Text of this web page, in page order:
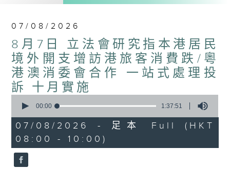
監製：林嘉瑜
07/08/2026
8月7日 立法會研究指本港居民
境外開支增訪港旅客消費跌/粵
港澳消委會合作 一站式處理投
訴 十月實施
seconds
1
hour,
37
minutes,
51
seconds
00:00 1:37:51
07/08/2026 - 足本 Full (HKT
08:00 - 10:00)